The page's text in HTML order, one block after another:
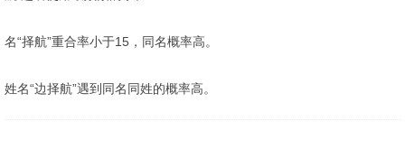
名“择航”重合率小于15，同名概率高。
姓名“边择航”遇到同名同姓的概率高。